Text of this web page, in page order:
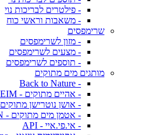
- פילטרים לבריכות נוי
- משאבות וראשי כוח
שרימפסים
- מזון לשרימפסים
- מצעים לשרימפסים
- תוספים לשרימפסים
מותגים מים מתוקים
- Back to Nature
- אהיים מתוקים - EHEIM
- אושן נוטרישן מתוקים
- אטמן מים מתוקים - ATMAN
- אי.פי.איי - API